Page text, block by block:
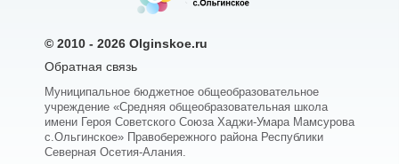
© 2010 - 2026 Olginskoe.ru
Обратная связь
Муниципальное бюджетное общеобразовательное
учреждение «Средняя общеобразовательная школа
имени Героя Советского Союза Хаджи-Умара Мамсурова
с.Ольгинское» Правобережного района Республики
Северная Осетия-Алания.